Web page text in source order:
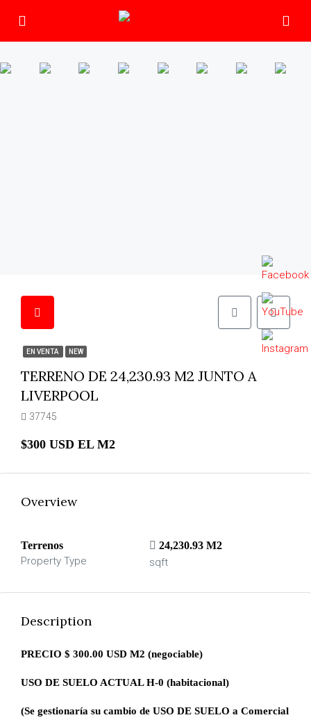
EN VENTA NEW
TERRENO DE 24,230.93 M2 JUNTO A
LIVERPOOL
37745
$300 USD EL M2
Overview
Terrenos
Property Type
24,230.93 M2
sqft
Description
PRECIO $ 300.00 USD M2 (negociable)
USO DE SUELO ACTUAL H-0 (habitacional)
(Se gestionaría su cambio de USO DE SUELO a Comercial